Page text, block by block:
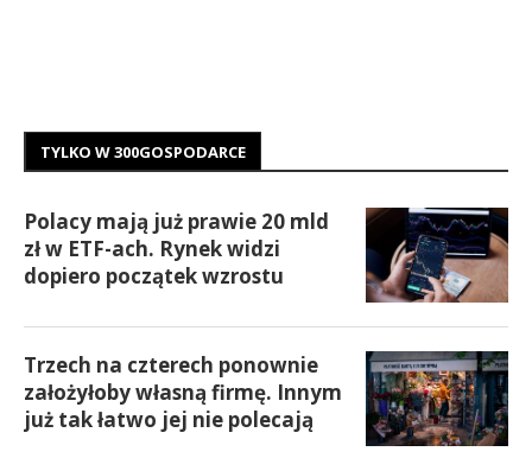
TYLKO W 300GOSPODARCE
Polacy mają już prawie 20 mld
zł w ETF-ach. Rynek widzi
dopiero początek wzrostu
Trzech na czterech ponownie
założyłoby własną firmę. Innym
już tak łatwo jej nie polecają